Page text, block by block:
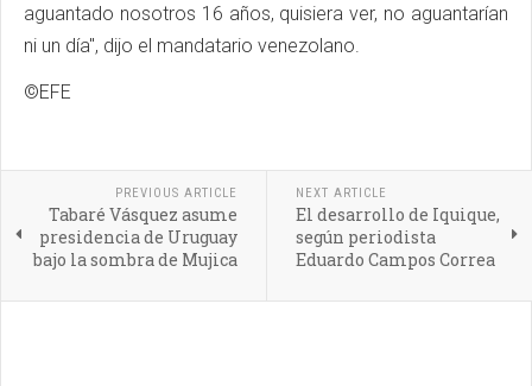
aguantado nosotros 16 años, quisiera ver, no aguantarían
ni un día", dijo el mandatario venezolano.
©EFE
PREVIOUS ARTICLE
Tabaré Vásquez asume
presidencia de Uruguay
bajo la sombra de Mujica
NEXT ARTICLE
El desarrollo de Iquique,
según periodista
Eduardo Campos Correa